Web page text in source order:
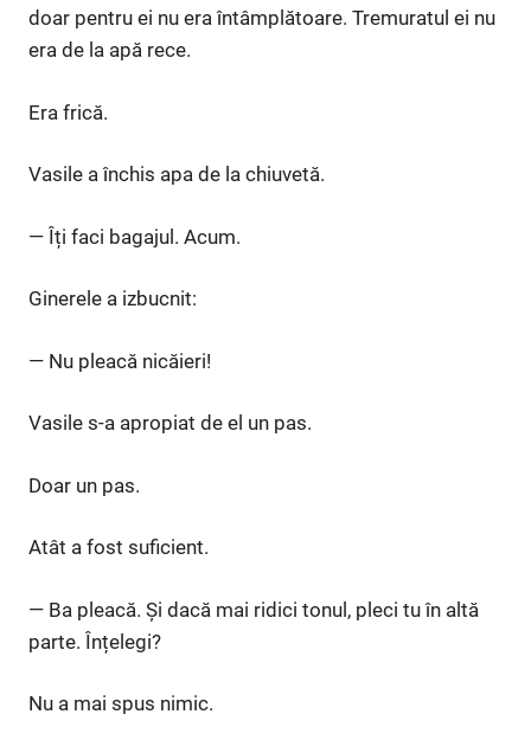
doar pentru ei nu era întâmplătoare. Tremuratul ei nu
era de la apă rece.
Era frică.
Vasile a închis apa de la chiuvetă.
— Îți faci bagajul. Acum.
Ginerele a izbucnit:
— Nu pleacă nicăieri!
Vasile s-a apropiat de el un pas.
Doar un pas.
Atât a fost suficient.
— Ba pleacă. Și dacă mai ridici tonul, pleci tu în altă
parte. Înțelegi?
Nu a mai spus nimic.